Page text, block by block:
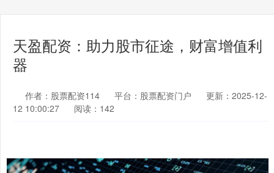
天盈配资：助力股市征途，财富增值利
器
作者：股票配资114 平台：股票配资门户
更新：2025-12-
12 10:00:27
阅读：142